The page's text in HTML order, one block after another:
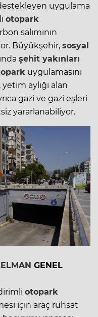
uygulama
otopark
salımının
Büyükşehir, sosyal
şehit yakınları
uygulamasını
aylığı alan
gazi ve gazi eşleri
yararlanabiliyor.
GENEL
otopark
için araç ruhsat